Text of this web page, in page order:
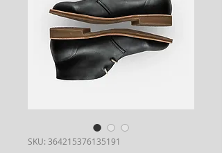
SKU: 364215376135191